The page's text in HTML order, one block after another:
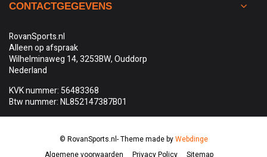
CONTACTGEGEVENS
RovanSports.nl
Alleen op afspraak
Wilhelminaweg 14, 3253BW, Ouddorp
Nederland
KVK nummer: 56483368
Btw nummer: NL852147387B01
Algemene voorwaarden Privacy Policy Sitemap
© RovanSports.nl- Theme made byWebdinge